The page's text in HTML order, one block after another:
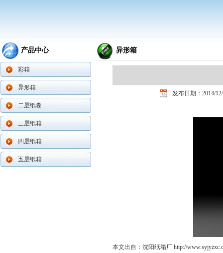
产品中心
彩箱
异形箱
二层纸卷
三层纸箱
四层纸箱
五层纸箱
异形箱
发布日期：2014/
本文出自：沈阳纸箱厂 http://